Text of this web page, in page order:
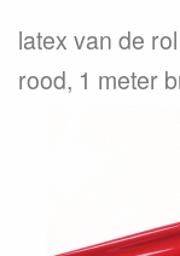
latex van de
rood, 1 meter